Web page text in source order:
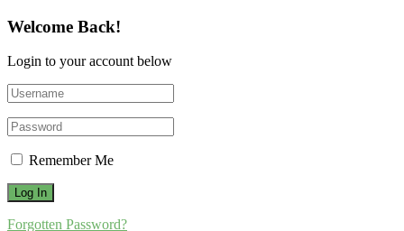
Welcome Back!
Login to your account below
Remember Me
Forgotten Password?